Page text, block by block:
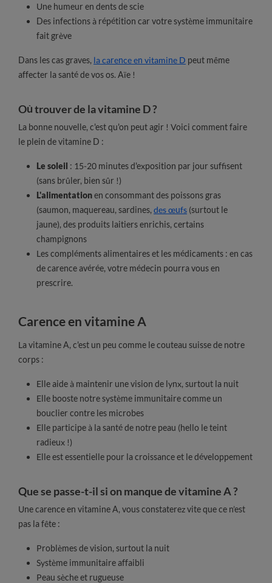
Une humeur en dents de scie
Des infections à répétition car votre système immunitaire
fait grève
Dans les cas graves, la carence en vitamine D peut même
affecter la santé de vos os. Aïe !
Où trouver de la vitamine D ?
La bonne nouvelle, c'est qu'on peut agir ! Voici comment faire
le plein de vitamine D :
Le soleil : 15-20 minutes d'exposition par jour suffisent
(sans brûler, bien sûr !)
L'alimentationen consommant des poissons gras
(saumon, maquereau, sardines, des œufs (surtout le
jaune), des produits laitiers enrichis, certains
champignons
Les compléments alimentaires et les médicaments : en cas
de carence avérée, votre médecin pourra vous en
prescrire.
Carence en vitamine A
La vitamine A, c'est un peu comme le couteau suisse de notre
corps :
Elle aide à maintenir une vision de lynx, surtout la nuit
Elle booste notre système immunitaire comme un
bouclier contre les microbes
Elle participe à la santé de notre peau (hello le teint
radieux !)
Elle est essentielle pour la croissance et le développement
Que se passe-t-il si on manque de vitamine A ?
Une carence en vitamine A, vous constaterez vite que ce n’est
pas la fête :
Problèmes de vision, surtout la nuit
Système immunitaire affaibli
Peau sèche et rugueuse